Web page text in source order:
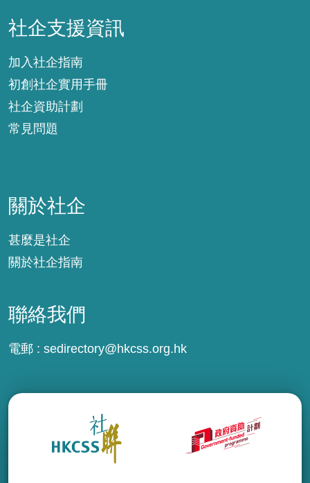
社企支援資訊
加入社企指南
初創社企實用手冊
社企資助計劃
常見問題
關於社企
甚麼是社企
關於社企指南
聯絡我們
電郵 : sedirectory@hkcss.org.hk